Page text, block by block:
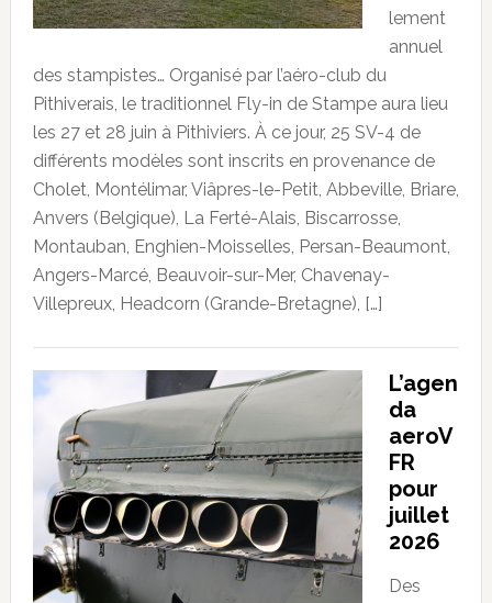
lement
annuel
des stampistes… Organisé par l’aéro-club du
Pithiverais, le traditionnel Fly-in de Stampe aura lieu
les 27 et 28 juin à Pithiviers. À ce jour, 25 SV-4 de
différents modèles sont inscrits en provenance de
Cholet, Montélimar, Viâpres-le-Petit, Abbeville, Briare,
Anvers (Belgique), La Ferté-Alais, Biscarrosse,
Montauban, Enghien-Moisselles, Persan-Beaumont,
Angers-Marcé, Beauvoir-sur-Mer, Chavenay-
Villepreux, Headcorn (Grande-Bretagne), […]
L’agen
da
aeroV
FR
pour
juillet
2026
Des